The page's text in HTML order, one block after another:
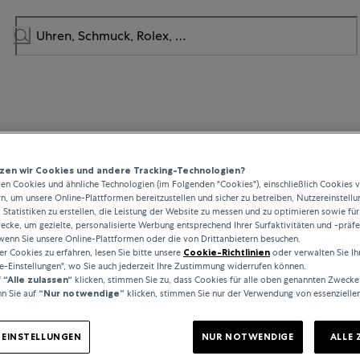
Urwerk
gegründete Marke URWERK noch jung ist, spielt sie in der Welt der
eine Vorreiterrolle. Mit einer Jahresproduktion von rund 200 Zeitmessern
in der traditionelles Fachwissen und avantgardistische
URWERK entwickelt komplexe, moderne und vollständig neuartige
der hohen Uhrmacherkunst erfüllen: unabhängige Forschung
wir Cookies und andere Tracking-Technologien?
Cookies und ähnliche Technologien (im Folgenden "Cookies"), einschließlich Cookies
um unsere Online-Plattformen bereitzustellen und sicher zu betreiben,
Statistiken zu erstellen, die Leistung der Website zu messen und zu optimieren sowie für
um gezielte, personalisierte Werbung entsprechend Ihrer Surfaktivitäten und -
Sie unsere Online-Plattformen oder die von Drittanbietern besuchen.
Cookies zu erfahren, lesen Sie bitte unsere Cookie-Richtlinien oder verwalten Sie
Einstellungen", wo Sie auch jederzeit Ihre Zustimmung widerrufen können.
“Alle zulassen“ klicken, stimmen Sie zu, dass Cookies für alle oben genannten
Sie auf “Nur notwendige” klicken, stimmen Sie nur der Verwendung von
NUR NOTWENDIGE ALLE